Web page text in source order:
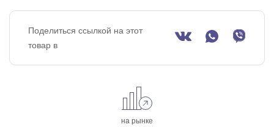
Поделиться ссылкой на этот
товар в
на рынке